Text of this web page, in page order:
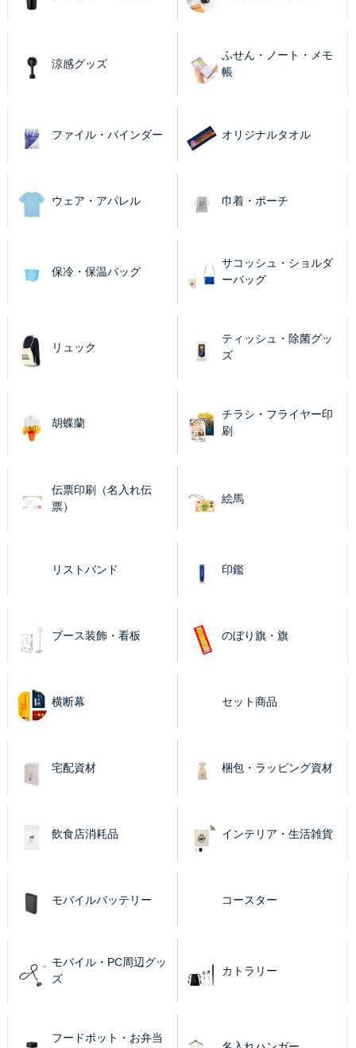
涼感グッズ
ふせん・ノート・メモ
帳
ファイル・バインダー オリジナルタオル
ウェア・アパレル 巾着・ポーチ
保冷・保温バッグ
サコッシュ・ショルダ
ーバッグ
リュック
ティッシュ・除菌グッ
ズ
胡蝶蘭
チラシ・フライヤー印
刷
伝票印刷（名入れ伝
票）
絵馬
リストバンド 印鑑
ブース装飾・看板 のぼり旗・旗
横断幕 セット商品
宅配資材 梱包・ラッピング資材
飲食店消耗品 インテリア・生活雑貨
モバイルバッテリー コースター
モバイル・PC周辺グッ
ズ
カトラリー
フードポット・お弁当